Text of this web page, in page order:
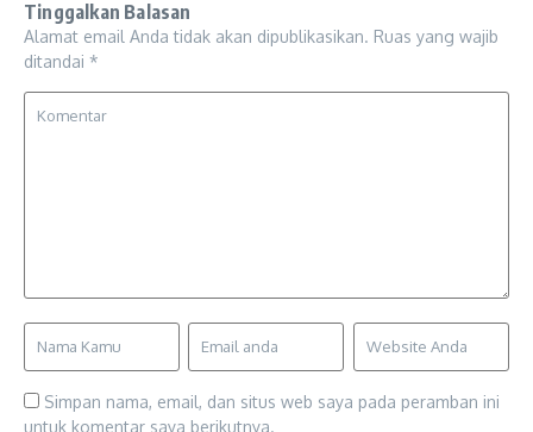
Tinggalkan Balasan
Alamat email Anda tidak akan dipublikasikan. Ruas yang wajib
ditandai *
Simpan nama, email, dan situs web saya pada peramban ini
untuk komentar saya berikutnya.